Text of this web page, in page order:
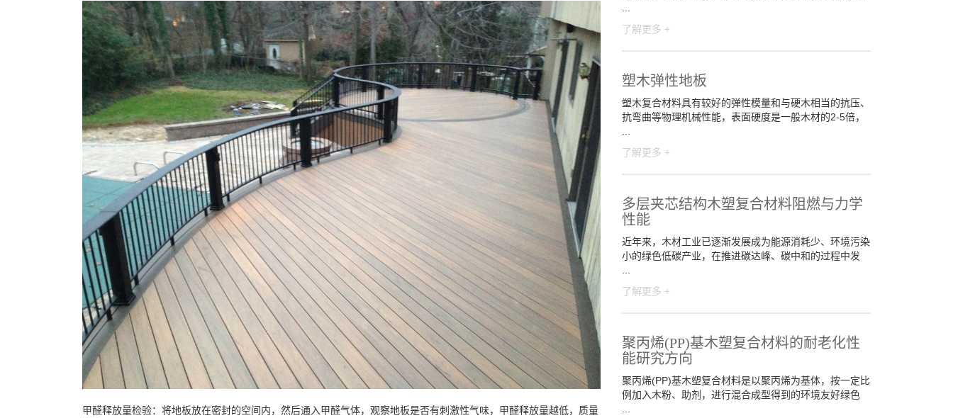
甲醛释放量检验：将地板放在密封的空间内，然后通入甲醛气体，观察地板是否有刺激性气味，甲醛释放量越低，质量
了解更多 +
塑木弹性地板
塑木复合材料具有较好的弹性模量和与硬木相当的抗压、
抗弯曲等物理机械性能，表面硬度是一般木材的2-5倍，
了解更多 +
多层夹芯结构木塑复合材料阻燃与力学
性能
近年来，木材工业已逐渐发展成为能源消耗少、环境污染
小的绿色低碳产业，在推进碳达峰、碳中和的过程中发
了解更多 +
聚丙烯(PP)基木塑复合材料的耐老化性
能研究方向
聚丙烯(PP)基木塑复合材料是以聚丙烯为基体，按一定比
例加入木粉、助剂，进行混合成型得到的环境友好绿色